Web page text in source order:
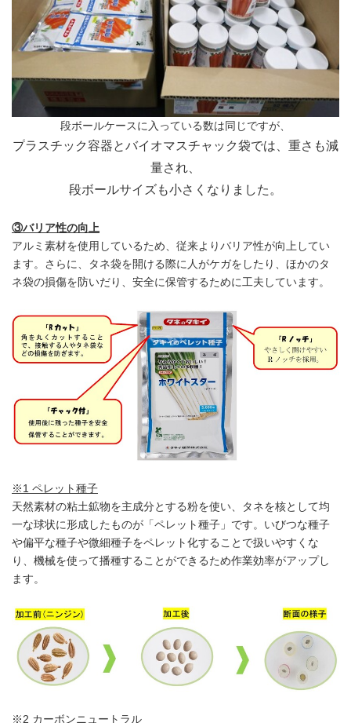
段ボールケースに入っている数は同じですが、
プラスチック容器とバイオマスチャック袋では、 重さも減
量され、
段ボールサイズも小さくなりました。
③バリア性の向上
アルミ素材を使用しているため、従来よりバリア性が向上してい
ます。さらに、タネ袋を開ける際に人がケガをしたり、ほかのタ
ネ袋の損傷を防いだり、安全に保管するために工夫しています。
※1 ペレット種子
天然素材の粘土鉱物を主成分とする粉を使い、タネを核として均
一な球状に形成したものが「ペレット種子」です。いびつな種子
や偏平な種子や微細種子をペレット化することで扱いやすくな
り、機械を使って播種することができるため作業効率がアップし
ます。
※2 カーボンニュートラル